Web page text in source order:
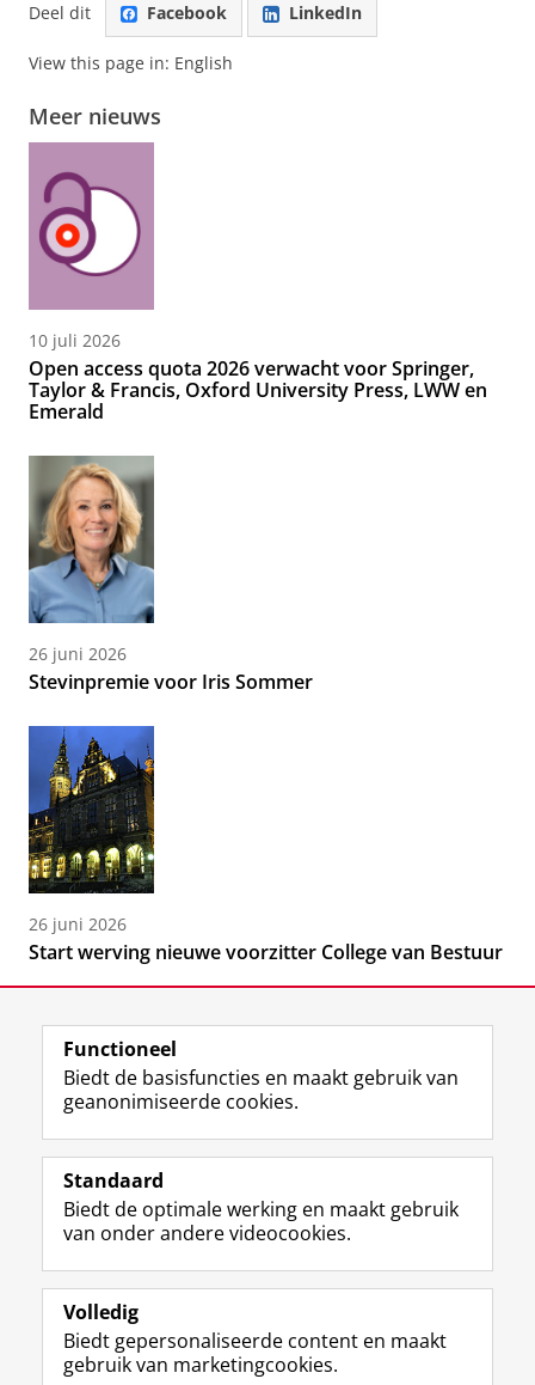
Deel dit Facebook LinkedIn
View this page in: English
Meer nieuws
10 juli 2026
Open access quota 2026 verwacht voor Springer,
Taylor & Francis, Oxford University Press, LWW en
Emerald
26 juni 2026
Stevinpremie voor Iris Sommer
26 juni 2026
Start werving nieuwe voorzitter College van Bestuur
Volg de RUG
F
a
e
b
o
p
a
L
i
k
e
I
-
p
R
S
-
f
e
R
I
n
t
r
m
Y
o
T
e
k
Studiekiezers
Alumni
Over ons
Functioneel
Biedt de basisfuncties en maakt gebruik van
geanonimiseerde cookies.
Standaard
Biedt de optimale werking en maakt gebruik
van onder andere videocookies.
Volledig
Biedt gepersonaliseerde content en maakt
gebruik van marketingcookies.